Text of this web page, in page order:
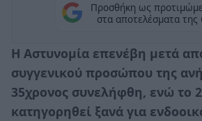
Προσθήκη ως
στα αποτελέσματα της
Η Αστυνομία επενέβη μετά
συγγενικού προσώπου της
35χρονος συνελήφθη, ενώ το
κατηγορηθεί ξανά για